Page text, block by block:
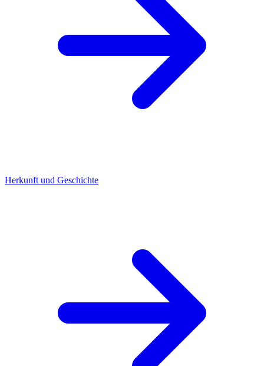
Herkunft und Geschichte